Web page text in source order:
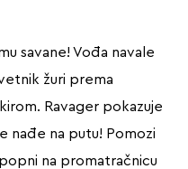
savane! Vođa navale
žuri prema
Ravager pokazuje
nađe na putu! Pomozi
na promatračnicu